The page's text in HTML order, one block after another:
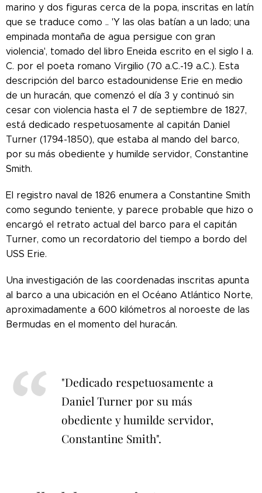
marino y dos figuras cerca de la popa, inscritas en latín
que se traduce como .. 'Y las olas batían a un lado; una
empinada montaña de agua persigue con gran
violencia', tomado del libro Eneida escrito en el siglo I a.
C. por el poeta romano Virgilio (70 a.C.-19 a.C.). Esta
descripción del barco estadounidense Erie en medio
de un huracán, que comenzó el día 3 y continuó sin
cesar con violencia hasta el 7 de septiembre de 1827,
está dedicado respetuosamente al capitán Daniel
Turner (1794-1850), que estaba al mando del barco,
por su más obediente y humilde servidor, Constantine
Smith.
El registro naval de 1826 enumera a Constantine Smith
como segundo teniente, y parece probable que hizo o
encargó el retrato actual del barco para el capitán
Turner, como un recordatorio del tiempo a bordo del
USS Erie.
Una investigación de las coordenadas inscritas apunta
al barco a una ubicación en el Océano Atlántico Norte,
aproximadamente a 600 kilómetros al noroeste de las
Bermudas en el momento del huracán.
"Dedicado respetuosamente a
Daniel Turner por su más
obediente y humilde servidor,
Constantine Smith".